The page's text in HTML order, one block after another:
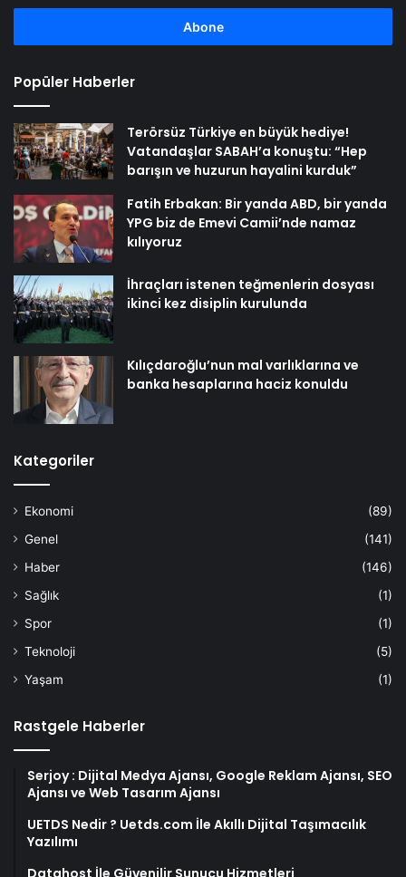
adresinizi
Popüler Haberler
Terörsüz Türkiye en büyük hediye!
Vatandaşlar SABAH’a konuştu: “Hep
barışın ve huzurun hayalini kurduk”
Fatih Erbakan: Bir yanda ABD, bir yanda
YPG biz de Emevi Camii’nde namaz
kılıyoruz
İhraçları istenen teğmenlerin dosyası
ikinci kez disiplin kurulunda
Kılıçdaroğlu’nun mal varlıklarına ve
banka hesaplarına haciz konuldu
Kategoriler
Ekonomi
(89)
Genel
(141)
Haber
(146)
Sağlık
(1)
Spor
(1)
Teknoloji
(5)
Yaşam
(1)
Rastgele Haberler
Serjoy : Dijital Medya Ajansı, Google Reklam Ajansı, SEO
Ajansı ve Web Tasarım Ajansı
UETDS Nedir ? Uetds.com İle Akıllı Dijital Taşımacılık
Yazılımı